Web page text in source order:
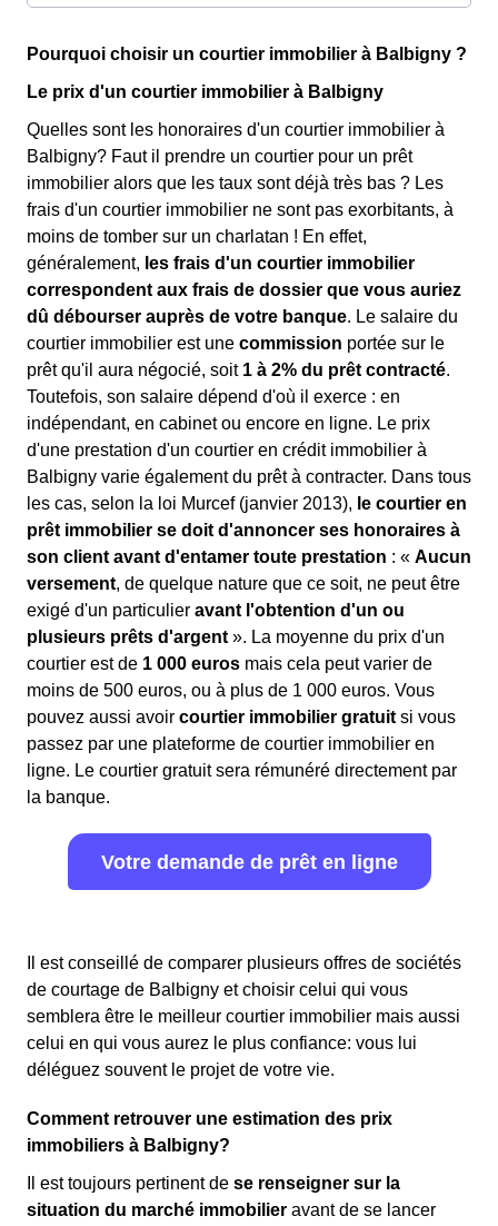
Pourquoi choisir un courtier immobilier à Balbigny ?
Le prix d'un courtier immobilier à Balbigny
Quelles sont les honoraires d'un courtier immobilier à
Balbigny? Faut il prendre un courtier pour un prêt
immobilier alors que les taux sont déjà très bas ? Les
frais d'un courtier immobilier ne sont pas exorbitants, à
moins de tomber sur un charlatan ! En effet,
généralement, les frais d'un courtier immobilier
correspondent aux frais de dossier que vous auriez
dû débourser auprès de votre banque. Le salaire du
courtier immobilier est une commission portée sur le
prêt qu'il aura négocié, soit 1 à 2% du prêt contracté.
Toutefois, son salaire dépend d'où il exerce : en
indépendant, en cabinet ou encore en ligne. Le prix
d'une prestation d'un courtier en crédit immobilier à
Balbigny varie également du prêt à contracter. Dans tous
les cas, selon la loi Murcef (janvier 2013), le courtier en
prêt immobilier se doit d'annoncer ses honoraires à
son client avant d'entamer toute prestation : « Aucun
versement, de quelque nature que ce soit, ne peut être
exigé d'un particulier avant l'obtention d'un ou
plusieurs prêts d'argent ». La moyenne du prix d'un
courtier est de 1 000 euros mais cela peut varier de
moins de 500 euros, ou à plus de 1 000 euros. Vous
pouvez aussi avoir courtier immobilier gratuit si vous
passez par une plateforme de courtier immobilier en
ligne. Le courtier gratuit sera rémunéré directement par
la banque.
Votre demande de prêt en ligne
Il est conseillé de comparer plusieurs offres de sociétés
de courtage de Balbigny et choisir celui qui vous
semblera être le meilleur courtier immobilier mais aussi
celui en qui vous aurez le plus confiance: vous lui
déléguez souvent le projet de votre vie.
Comment retrouver une estimation des prix
immobiliers à Balbigny?
Il est toujours pertinent de se renseigner sur la
situation du marché immobilier avant de se lancer